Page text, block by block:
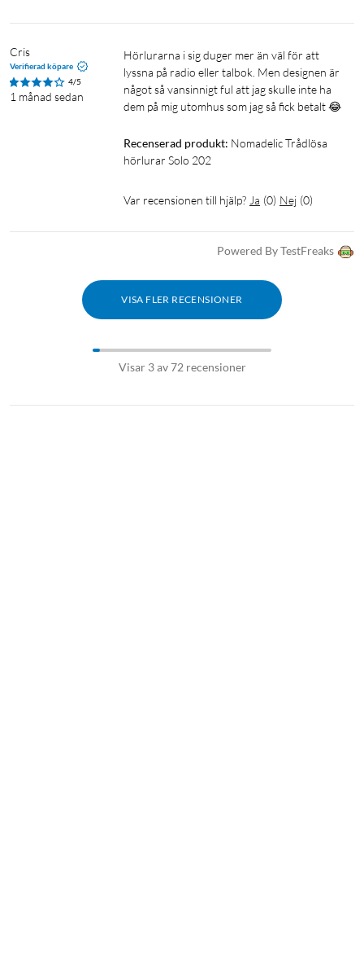
Cris
Verifierad köpare
4/5
1 månad sedan
Hörlurarna i sig duger mer än väl för att
lyssna på radio eller talbok. Men designen är
något så vansinnigt ful att jag skulle inte ha
dem på mig utomhus som jag så fick betalt 😂
Recenserad produkt: Nomadelic Trådlösa
hörlurar Solo 202
Var recensionen till hjälp? Ja (0) Nej (0)
Powered By TestFreaks
VISA FLER RECENSIONER
Visar 3 av 72 recensioner